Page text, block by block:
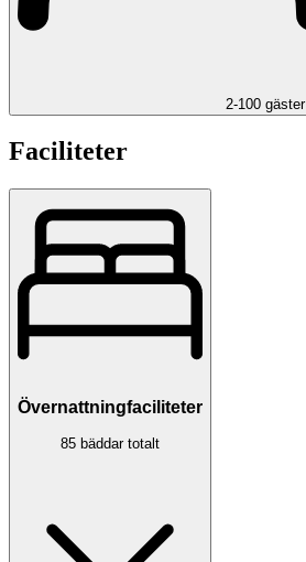
2-100 gäster
Faciliteter
Övernattningfaciliteter
85 bäddar totalt